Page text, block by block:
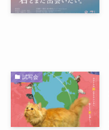
試写会